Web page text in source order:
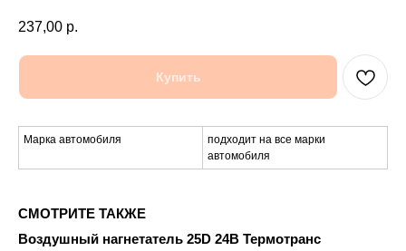
237,00 р.
Купить
Марка автомобиля
подходит на все марки
автомобиля
СМОТРИТЕ ТАКЖЕ
Воздушный нагнетатель 25D 24В Термотранс